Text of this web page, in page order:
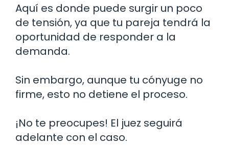
Aquí es donde puede surgir un poco
de tensión, ya que tu pareja tendrá la
oportunidad de responder a la
demanda.
Sin embargo, aunque tu cónyuge no
firme, esto no detiene el proceso.
¡No te preocupes! El juez seguirá
adelante con el caso.